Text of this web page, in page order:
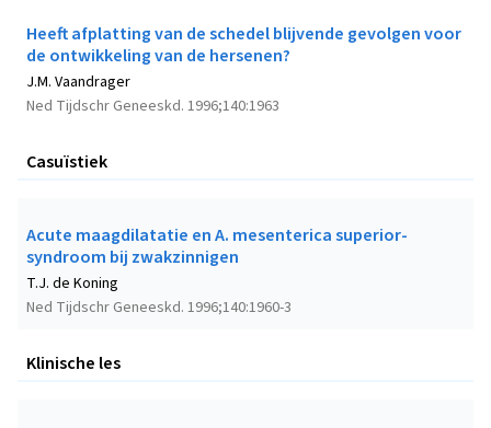
Heeft afplatting van de schedel blijvende gevolgen voor
de ontwikkeling van de hersenen?
Ned Tijdschr Geneeskd. 1996;140:1963
J.M. Vaandrager
Casuïstiek
Acute maagdilatatie en A. mesenterica superior-
syndroom bij zwakzinnigen
Ned Tijdschr Geneeskd. 1996;140:1960-3
T.J. de Koning
Klinische les